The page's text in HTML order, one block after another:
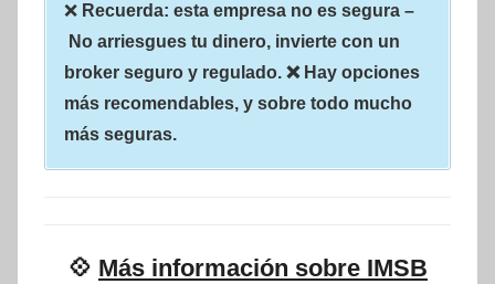
❌ Recuerda: esta empresa no es segura –
No arriesgues tu dinero, invierte con un
broker seguro y regulado. ❌ Hay opciones
más recomendables, y sobre todo mucho
más seguras.
💠 Más información sobre IMSB